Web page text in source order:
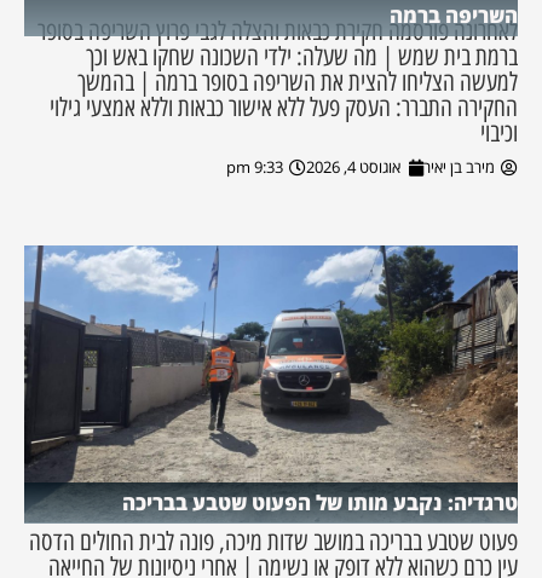
השריפה ברמה
לאחרונה פורסמה חקירת כבאות והצלה לגבי פרוץ השריפה בסופר
ברמת בית שמש | מה שעלה: ילדי השכונה שחקו באש וכך
למעשה הצליחו להצית את השריפה בסופר ברמה | בהמשך
החקירה התברר: העסק פעל ללא אישור כבאות וללא אמצעי גילוי
וכיבוי
מירב בן יאיר אוגוסט 4, 2026 9:33 pm
טרגדיה: נקבע מותו של הפעוט שטבע בבריכה
פעוט שטבע בבריכה במושב שדות מיכה, פונה לבית החולים הדסה
עין כרם כשהוא ללא דופק או נשימה | אחרי ניסיונות של החייאה